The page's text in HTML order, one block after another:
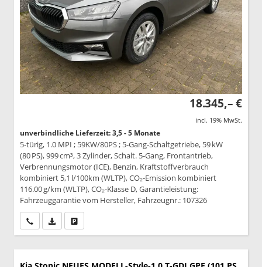
18.345,– €
incl. 19% MwSt.
unverbindliche Lieferzeit: 3,5 - 5 Monate
5-türig, 1.0 MPI ; 59KW/80PS ; 5-Gang-Schaltgetriebe, 59 kW
(80 PS), 999 cm³, 3 Zylinder, Schalt. 5-Gang, Frontantrieb,
Verbrennungsmotor (ICE), Benzin, Kraftstoffverbrauch
kombiniert 5,1 l/100km (WLTP), CO₂-Emission kombiniert
116.00 g/km (WLTP), CO₂-Klasse D, Garantieleistung:
Fahrzeuggarantie vom Hersteller, Fahrzeugnr.: 107326
Wir rufen Sie anPDF-Datei, Fahrzeugexposé drucken